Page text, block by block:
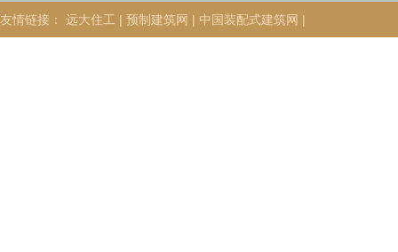
友情链接： 远大住工 | 预制建筑网 | 中国装配式建筑网 |